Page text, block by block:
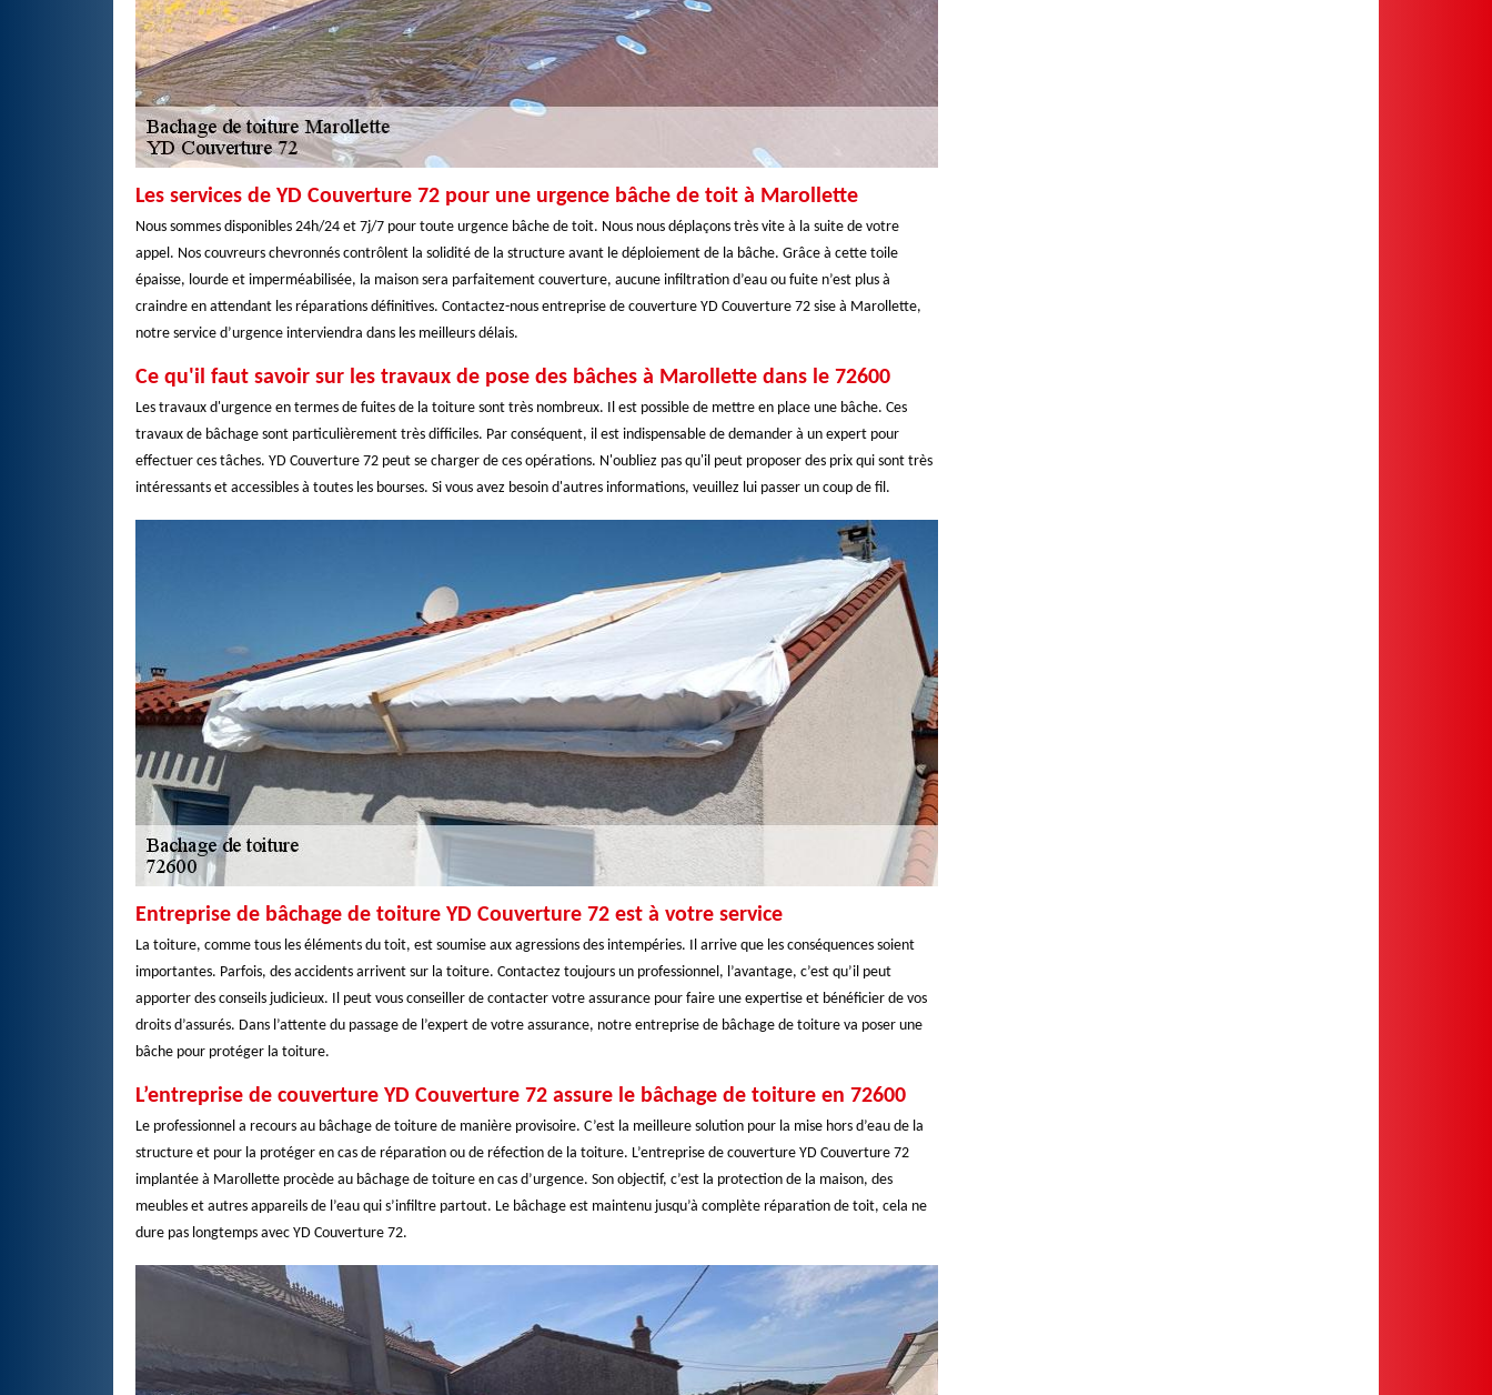
Les services de YD Couverture 72 pour une urgence bâche de toit à Marollette
Nous sommes disponibles 24h/24 et 7j/7 pour toute urgence bâche de toit. Nous nous déplaçons très vite à la suite de votre
appel. Nos couvreurs chevronnés contrôlent la solidité de la structure avant le déploiement de la bâche. Grâce à cette toile
épaisse, lourde et imperméabilisée, la maison sera parfaitement couverture, aucune infiltration d’eau ou fuite n’est plus à
craindre en attendant les réparations définitives. Contactez-nous entreprise de couverture YD Couverture 72 sise à Marollette,
notre service d’urgence interviendra dans les meilleurs délais.
Ce qu'il faut savoir sur les travaux de pose des bâches à Marollette dans le 72600
Les travaux d'urgence en termes de fuites de la toiture sont très nombreux. Il est possible de mettre en place une bâche. Ces
travaux de bâchage sont particulièrement très difficiles. Par conséquent, il est indispensable de demander à un expert pour
effectuer ces tâches. YD Couverture 72 peut se charger de ces opérations. N'oubliez pas qu'il peut proposer des prix qui sont très
intéressants et accessibles à toutes les bourses. Si vous avez besoin d'autres informations, veuillez lui passer un coup de fil.
Entreprise de bâchage de toiture YD Couverture 72 est à votre service
La toiture, comme tous les éléments du toit, est soumise aux agressions des intempéries. Il arrive que les conséquences soient
importantes. Parfois, des accidents arrivent sur la toiture. Contactez toujours un professionnel, l’avantage, c’est qu’il peut
apporter des conseils judicieux. Il peut vous conseiller de contacter votre assurance pour faire une expertise et bénéficier de vos
droits d’assurés. Dans l’attente du passage de l’expert de votre assurance, notre entreprise de bâchage de toiture va poser une
bâche pour protéger la toiture.
L’entreprise de couverture YD Couverture 72 assure le bâchage de toiture en 72600
Le professionnel a recours au bâchage de toiture de manière provisoire. C’est la meilleure solution pour la mise hors d’eau de la
structure et pour la protéger en cas de réparation ou de réfection de la toiture. L’entreprise de couverture YD Couverture 72
implantée à Marollette procède au bâchage de toiture en cas d’urgence. Son objectif, c’est la protection de la maison, des
meubles et autres appareils de l’eau qui s’infiltre partout. Le bâchage est maintenu jusqu’à complète réparation de toit, cela ne
dure pas longtemps avec YD Couverture 72.